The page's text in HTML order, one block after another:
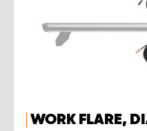
WORK FLARE,